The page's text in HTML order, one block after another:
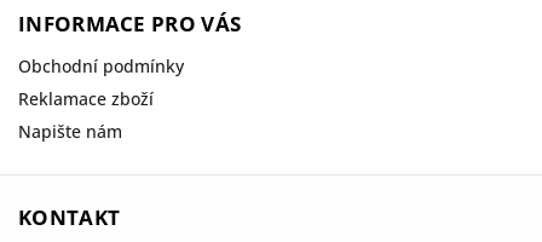
INFORMACE PRO VÁS
Obchodní podmínky
Reklamace zboží
Napište nám
KONTAKT